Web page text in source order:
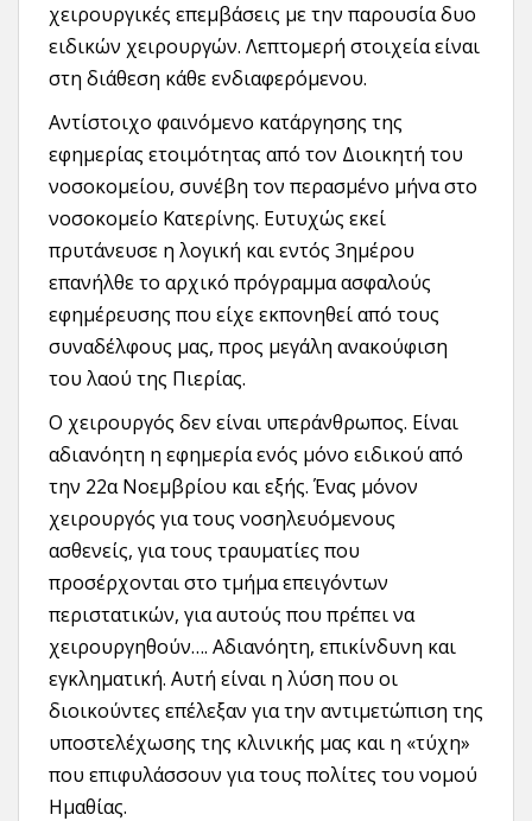
χειρουργικές επεμβάσεις με την παρουσία δυο
ειδικών χειρουργών. Λεπτομερή στοιχεία είναι
στη διάθεση κάθε ενδιαφερόμενου.
Αντίστοιχο φαινόμενο κατάργησης της
εφημερίας ετοιμότητας από τον Διοικητή του
νοσοκομείου, συνέβη τον περασμένο μήνα στο
νοσοκομείο Κατερίνης. Ευτυχώς εκεί
πρυτάνευσε η λογική και εντός 3ημέρου
επανήλθε το αρχικό πρόγραμμα ασφαλούς
εφημέρευσης που είχε εκπονηθεί από τους
συναδέλφους μας, προς μεγάλη ανακούφιση
του λαού της Πιερίας.
Ο χειρουργός δεν είναι υπεράνθρωπος. Είναι
αδιανόητη η εφημερία ενός μόνο ειδικού από
την 22α Νοεμβρίου και εξής. Ένας μόνον
χειρουργός για τους νοσηλευόμενους
ασθενείς, για τους τραυματίες που
προσέρχονται στο τμήμα επειγόντων
περιστατικών, για αυτούς που πρέπει να
χειρουργηθούν…. Αδιανόητη, επικίνδυνη και
εγκληματική. Αυτή είναι η λύση που οι
διοικούντες επέλεξαν για την αντιμετώπιση της
υποστελέχωσης της κλινικής μας και η «τύχη»
που επιφυλάσσουν για τους πολίτες του νομού
Ημαθίας.